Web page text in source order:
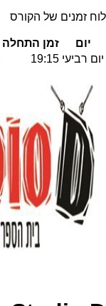
לוח זמנים של הקורס
יום זמן התחלה
יום רביעי 19:15